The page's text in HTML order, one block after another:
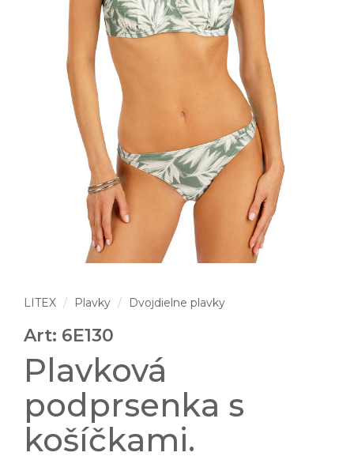
LITEX Plavky Dvojdielne plavky
Art: 6E130
Plavková
podprsenka s
košíčkami.